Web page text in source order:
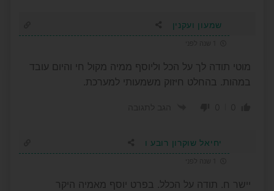
שמעון ועקנין
מוטי תודה לך על הכל וליוסף ממיה מקול חי והיום עובד
במהות. בהחלט חיזוק משמעותי למערכת.
יחיאל שוקרון רובע ו
יישר ח. תודה על הכלל. בפרט יוסף מאמיה היקר